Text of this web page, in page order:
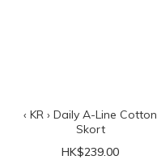
‹ KR › Daily A-Line Cotton
Skort
HK$239.00